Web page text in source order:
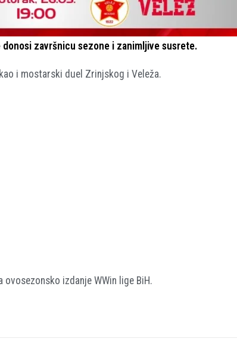
završnicu sezone i zanimljive susrete.
i mostarski duel Zrinjskog i Veleža.
izdanje WWin lige BiH.